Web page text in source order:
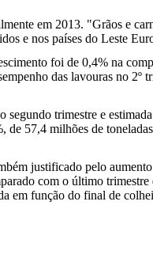
em 2013. "Grãos e
e nos países do Leste
foi de 0,4% na
das lavouras no 2º
segundo trimestre e
de 57,4 milhões de
justificado pelo
com o último
em função do final de